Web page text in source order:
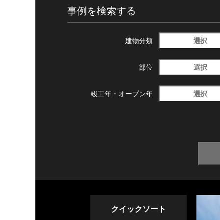
事例を検索する
建物分類 選択
部位 選択
竣工年・ オープン年 選択
クイックソート